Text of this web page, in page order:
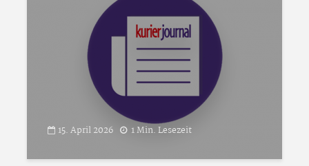
15. April 2026 1 Min. Lesezeit